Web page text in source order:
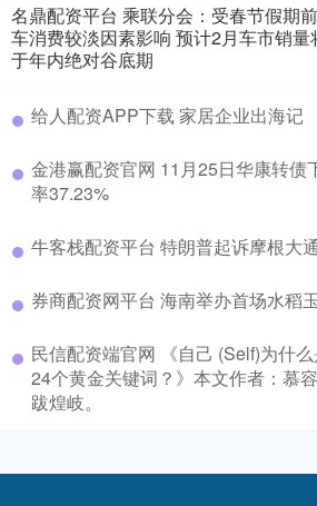
名鼎配资平台 乘联分会：受春节假期
车消费较淡因素影响 预计2月车市销量
于年内绝对谷底期
给人配资APP下载 家居企业出海记
金港赢配资官网 11月25日华康转债
率37.23%
牛客栈配资平台 特朗普起诉摩根大
券商配资网平台 海南举办首场水稻
民信配资端官网 《自己 (Self)为什
24个黄金关键词？》本文作者：慕
跋煌岐。